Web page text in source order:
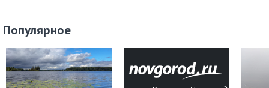
Популярное